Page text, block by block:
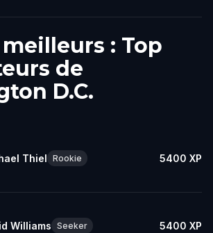
: Top
de
D.C.
Thiel Rookie 5400 XP
Williams Seeker 5400 XP